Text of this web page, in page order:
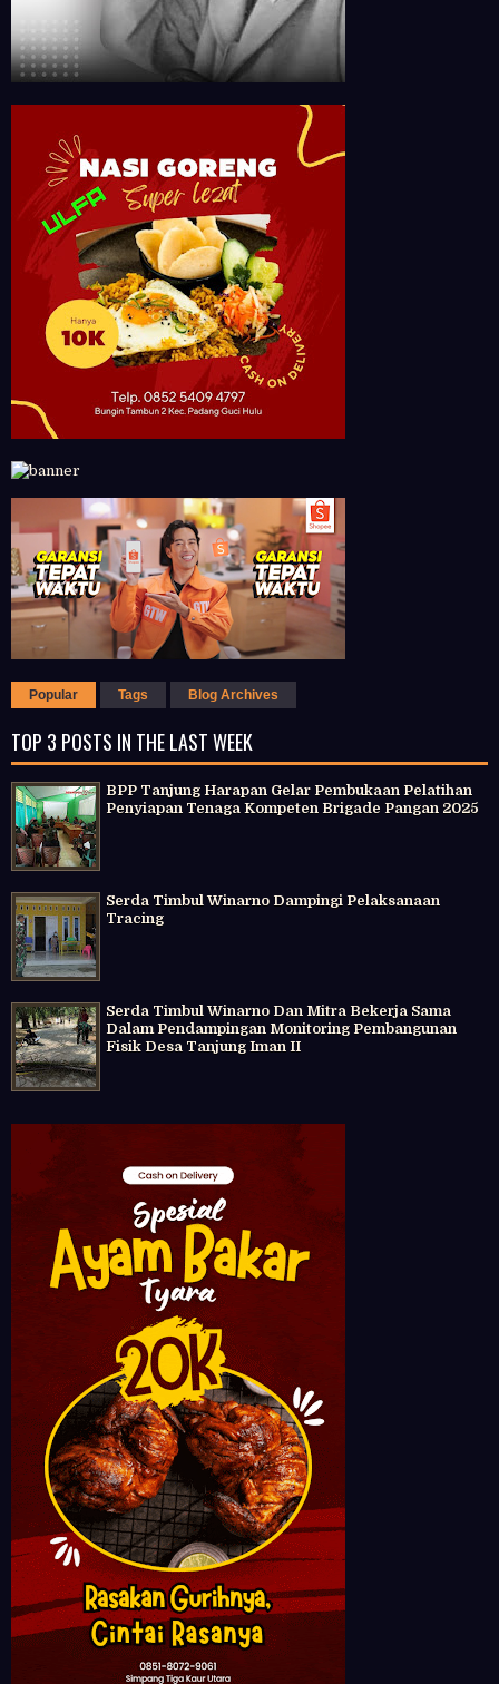
Popular Tags Blog Archives
TOP 3 POSTS IN THE LAST WEEK
BPP Tanjung Harapan Gelar Pembukaan Pelatihan
Penyiapan Tenaga Kompeten Brigade Pangan 2025
Serda Timbul Winarno Dampingi Pelaksanaan
Tracing
Serda Timbul Winarno Dan Mitra Bekerja Sama
Dalam Pendampingan Monitoring Pembangunan
Fisik Desa Tanjung Iman II